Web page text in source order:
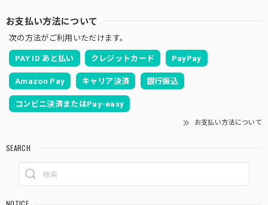
お支払い方法について
次の方法がご利用いただけます。
PAY ID あと払い クレジットカード PayPay
Amazon Pay キャリア決済 銀行振込
コンビニ決済またはPay-easy
お支払い方法について
SEARCH